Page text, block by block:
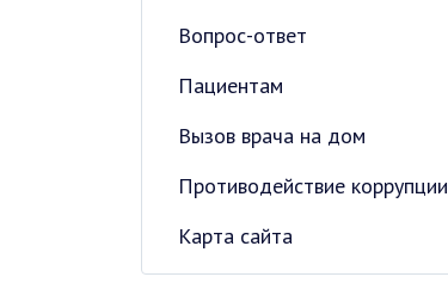
Вопрос-ответ
Пациентам
Вызов врача на дом
Противодействие коррупции
Карта сайта